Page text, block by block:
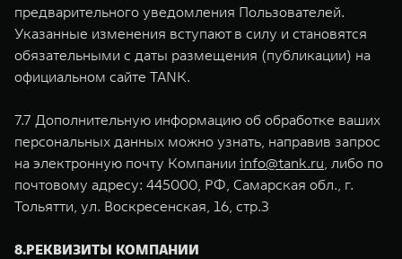
предварительного уведомления Пользователей.
Указанные изменения вступают в силу и становятся
обязательными с даты размещения (публикации) на
официальном сайте TANK.
7.7 Дополнительную информацию об обработке ваших
персональных данных можно узнать, направив запрос
на электронную почту Компании info@tank.ru, либо по
почтовому адресу: 445000, РФ, Самарская обл., г.
Тольятти, ул. Воскресенская, 16, стр.3
8.РЕКВИЗИТЫ КОМПАНИИ